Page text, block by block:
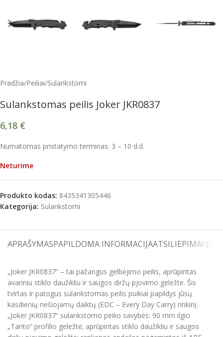
Pradžia/Peiliai/Sulankstomi
Sulankstomas peilis Joker JKR0837
6,18 €
Numatomas pristatymo terminas: 3 – 10 d.d.
Neturime
Produkto kodas: 8435341305446
Kategorija: Sulankstomi
APRAŠYMASPAPILDOMA INFORMACIJAATSILIEPIMAI (0)
„Joker JKR0837“ – tai pažangus gelbėjimo peilis, aprūpintas
avariniu stiklo daužikliu ir saugos diržų pjovimo geležte. Šis
tvirtas ir patogus sulankstomas peilis puikiai papildys jūsų
kasdienių nešiojamų daiktų (EDC – Every Day Carry) rinkinį.
„Joker JKR0837“ sulankstomo peilio savybės: 90 mm ilgio
„Tanto“ profilio geležtė; aprūpintas stiklo daužikliu ir saugos